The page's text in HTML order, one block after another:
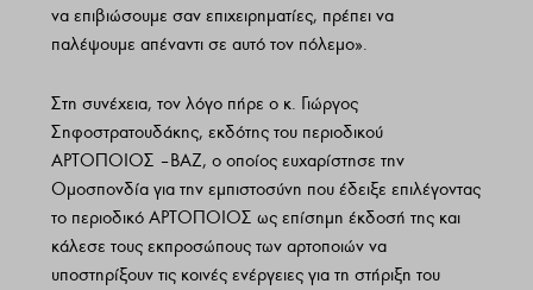
να επιβιώσουμε σαν επιχειρηματίες, πρέπει να
παλέψουμε απέναντι σε αυτό τον πόλεμο».
Στη συνέχεια, τον λόγο πήρε ο κ. Γιώργος
Σηφοστρατουδάκης, εκδότης του περιοδικού
ΑΡΤΟΠΟΙΟΣ – ΒΑΖ, ο οποίος ευχαρίστησε την
Ομοσπονδία για την εμπιστοσύνη που έδειξε επιλέγοντας
το περιοδικό ΑΡΤΟΠΟΙΟΣ ως επίσημη έκδοσή της και
κάλεσε τους εκπροσώπους των αρτοποιών να
υποστηρίξουν τις κοινές ενέργειες για τη στήριξη του